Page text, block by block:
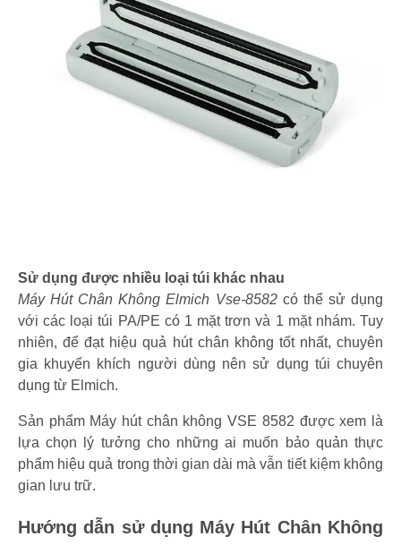
Sử dụng được nhiều loại túi khác nhau
Máy Hút Chân Không Elmich Vse-8582có thể sử dụng
với các loại túi PA/PE có 1 mặt trơn và 1 mặt nhám. Tuy
nhiên, để đạt hiệu quả hút chân không tốt nhất, chuyên
gia khuyến khích người dùng nên sử dụng túi chuyên
dụng từ Elmich.
Sản phẩm Máy hút chân không VSE 8582 được xem là
lựa chọn lý tưởng cho những ai muốn bảo quản thực
phẩm hiệu quả trong thời gian dài mà vẫn tiết kiệm không
gian lưu trữ.
Hướng dẫn sử dụng Máy Hút Chân Không